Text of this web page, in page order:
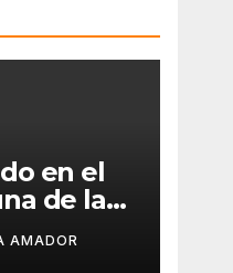
en el
de las
que he
de la
AMADOR